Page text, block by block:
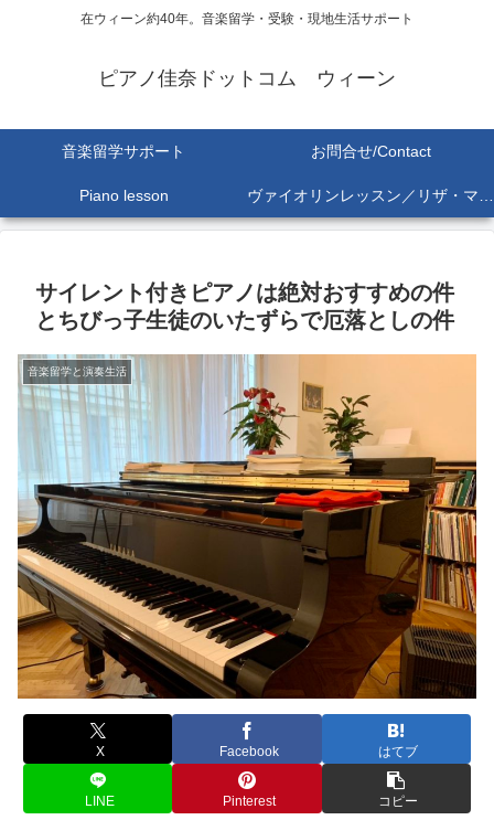
在ウィーン約40年。音楽留学・受験・現地生活サポート
ピアノ佳奈ドットコム ウィーン
音楽留学サポート お問合せ/Contact
Piano lesson ヴァイオリンレッスン／リザ・マリア Lisa-Maria SEKINE
サイレント付きピアノは絶対おすすめの件
とちびっ子生徒のいたずらで厄落としの件
音楽留学と演奏生活
X Facebook はてブ
LINE Pinterest コピー